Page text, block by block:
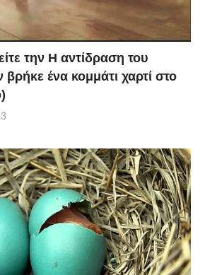
την Η αντίδραση του
ένα κομμάτι χαρτί στο